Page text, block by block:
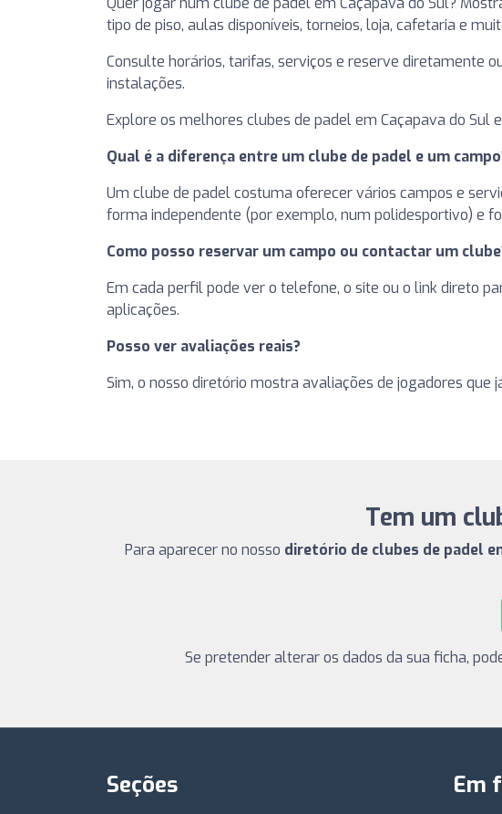
tipo de piso, aulas disponíveis, torneios, loja, cafetaria e
Consulte horários, tarifas, serviços e reserve diretamente
instalações.
Explore os melhores clubes de padel em Caçapava do
Qual é a diferença entre um clube de padel e um
Um clube de padel costuma oferecer vários campos e
forma independente (por exemplo, num polidesportivo) e
Como posso reservar um campo ou contactar um
Em cada perfil pode ver o telefone, o site ou o link direto
aplicações.
Posso ver avaliações reais?
Sim, o nosso diretório mostra avaliações de jogadores que
Tem um
Para aparecer no nosso diretório de clubes de padel
Se pretender alterar os dados da sua ficha,
Seções Em